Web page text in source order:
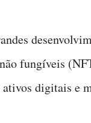
fungíveis
digitais e